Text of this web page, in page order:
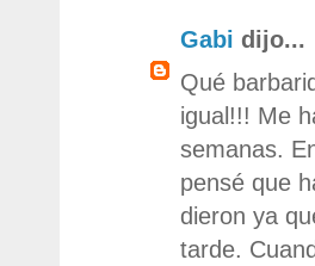
Gabi dijo...
Qué
igual!!! Me
semanas.
pensé que
dieron ya
tarde.